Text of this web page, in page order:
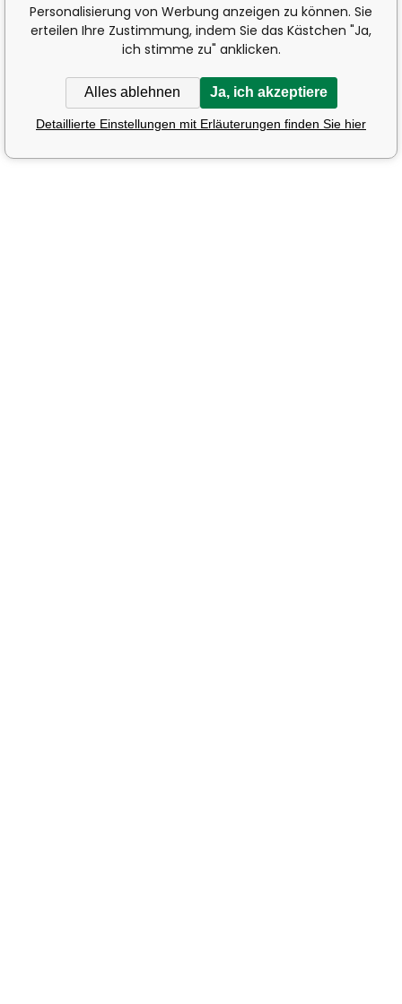
Personalisierung von Werbung anzeigen zu können. Sie
erteilen Ihre Zustimmung, indem Sie das Kästchen "Ja,
ich stimme zu" anklicken.
Alles ablehnen Ja, ich akzeptiere
Detaillierte Einstellungen mit Erläuterungen finden Sie hier